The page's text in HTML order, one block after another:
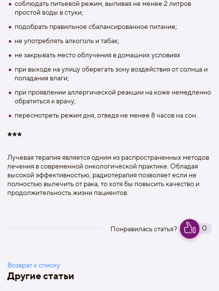
соблюдать питьевой режим, выпивая не менее 2 литров
простой воды в стуки;
подобрать правильное сбалансированное питание;
не употреблять алкоголь и табак;
не закрывать место облучения в домашних условиях
при выходе на улицу оберегать зону воздействия от солнца и
попадания влаги;
при проявлении аллергической реакции на коже немедленно
обратиться к врачу;
пересмотреть режим дня, отведя не менее 8 часов на сон.
***
Лучевая терапия является одним из распространенных методов
лечения в современной онкологической практике. Обладая
высокой эффективностью, радиотерапия позволяет если не
полностью вылечить от рака, то хотя бы повысить качество и
продолжительность жизни пациентов.
Понравилась статья? 0
Возврат к списку
Другие статьи